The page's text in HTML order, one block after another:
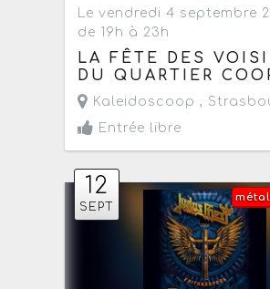
Le vendredi 4 septembre
de 19h à 23h
LA FÊTE DES
DU QUARTIER
Kaleidoscoop ,
Entrée libre
12
SEPT
métal